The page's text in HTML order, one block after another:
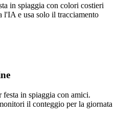
in spiaggia con colori costieri
l'IA e usa solo il tracciamento
in spiaggia con amici.
il conteggio per la giornata